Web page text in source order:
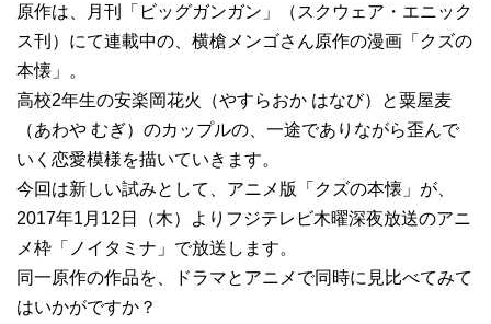
原作は、月刊「ビッグガンガン」（スクウェア・エニック
ス刊）にて連載中の、横槍メンゴさん原作の漫画「クズの
本懐」。
高校2年生の安楽岡花火（やすらおか はなび）と粟屋麦
（あわや むぎ）のカップルの、一途でありながら歪んで
いく恋愛模様を描いていきます。
今回は新しい試みとして、アニメ版「クズの本懐」が、
2017年1月12日（木）よりフジテレビ木曜深夜放送のアニ
メ枠「ノイタミナ」で放送します。
同一原作の作品を、ドラマとアニメで同時に見比べてみて
はいかがですか？